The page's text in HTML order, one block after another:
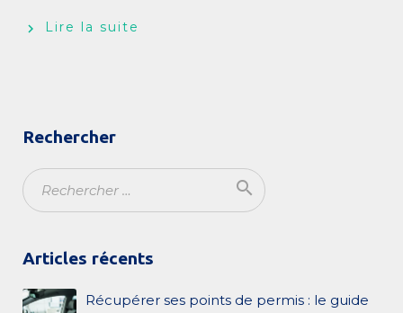
Lire la suite
Rechercher
search
Ok
Articles récents
Récupérer ses points de permis : le guide